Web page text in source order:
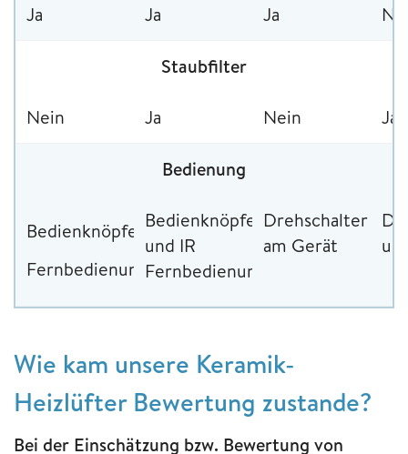
Ja Ja Ja
Staubfilter
Nein Ja Nein Ja
Bedienung
Bedienknöpfe
Fernbedienung
Bedienknöpfe
und IR
Fernbedienung
Drehschalter
am Gerät
Wie kam unsere Keramik-
Heizlüfter Bewertung zustande?
Bei der Einschätzung bzw. Bewertung von